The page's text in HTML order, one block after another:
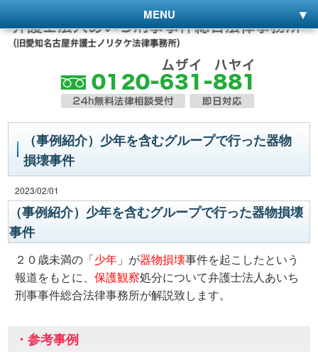
MENU
（事例紹介）少年を含むグループで行った器物
損壊事件
2023/02/01
（事例紹介）少年を含むグループで行った器物損壊
事件
２０歳未満の「少年 」が器物損壊事件を起こしたという
報道をもとに、保護観察処分について弁護士法人あいち
刑事事件総合法律事務所が解説致します。
・参考事例